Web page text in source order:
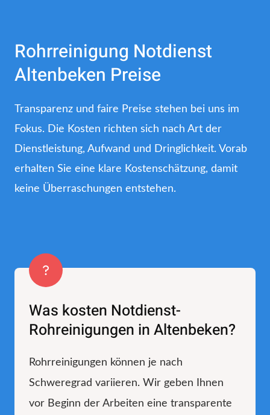
Rohrreinigung Notdienst
Altenbeken Preise
Transparenz und faire Preise stehen bei uns im
Fokus. Die Kosten richten sich nach Art der
Dienstleistung, Aufwand und Dringlichkeit. Vorab
erhalten Sie eine klare Kostenschätzung, damit
keine Überraschungen entstehen.
Was kosten Notdienst-
Rohreinigungen in Altenbeken?
Rohrreinigungen können je nach
Schweregrad variieren. Wir geben Ihnen
vor Beginn der Arbeiten eine transparente